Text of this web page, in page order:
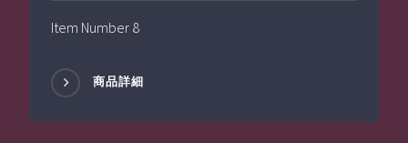
Item Number 8
商品詳細